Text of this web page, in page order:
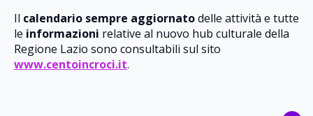
Il calendario sempre aggiornatodelle attività e tutte
le informazioni relative al nuovo hub culturale della
Regione Lazio sono consultabili sul sito
www.centoincroci.it.